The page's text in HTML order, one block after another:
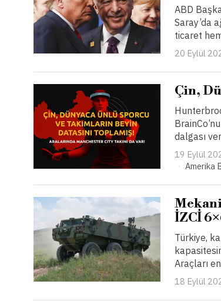
ABD
Saray’da
ticaret
20 Eylül
Çin,
dalgası
19 Eylül
Amerika
İZCİ
Türkiye,
Araçları
18 Eylül